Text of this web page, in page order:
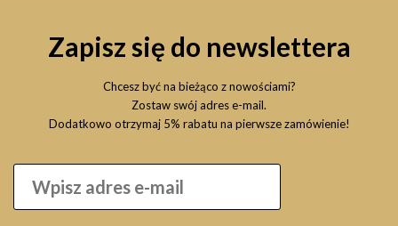
Zapisz się do newslettera
Chcesz być na bieżąco z nowościami?
Zostaw swój adres e-mail.
Dodatkowo otrzymaj 5% rabatu na pierwsze zamówienie!